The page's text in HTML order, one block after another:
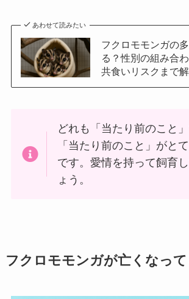
あわせて読みたい
フクロモモンガの
る？性別の組み合
共食いリスクまで
どれも「当たり前のこと
「当たり前のこと」がと
です。愛情を持って飼育
ょう。
フクロモモンガが亡くなっ